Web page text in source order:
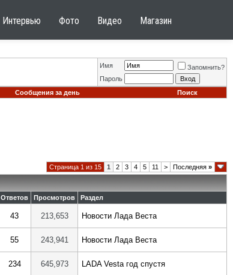
Интервью Фото Видео Магазин
Имя
Запомнить?
Пароль
Сообщения за день Поиск
Страница 1 из 15 1 2 3 4 5 11 > Последняя »
Ответов Просмотров Раздел
43 213,653 Новости Лада Веста
55 243,941 Новости Лада Веста
234 645,973 LADA Vesta год спустя